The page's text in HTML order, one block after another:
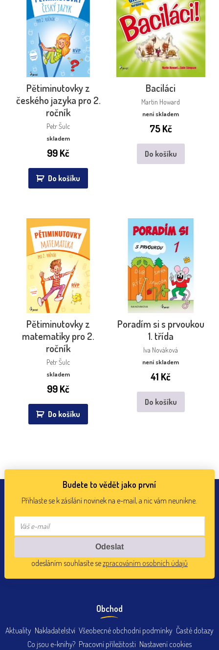
Pětiminutovky z
českého jazyka pro 2.
ročník
Petr Šulc
skladem
99Kč
Do košíku
Baciláci
Martin Howard
není skladem
75Kč
Do košíku
Pětiminutovky z
matematiky pro 2.
ročník
Petr Šulc
skladem
99Kč
Do košíku
Poradím si s prvoukou
1. třída
Iva Nováková
není skladem
41 Kč
Do košíku
Budete to vědět jako první
Přihlaste se k zásílání novinek na e-mail, a nic vám neunikne.
odesláním souhlasíte sezpracováním osobních údajů
Obchod
Aktuality Nakladatelství Všeobecné obchodní podmínky Časté dotazy
Co jsou e-knihy? Pracovní příležitosti Nastavení cookies